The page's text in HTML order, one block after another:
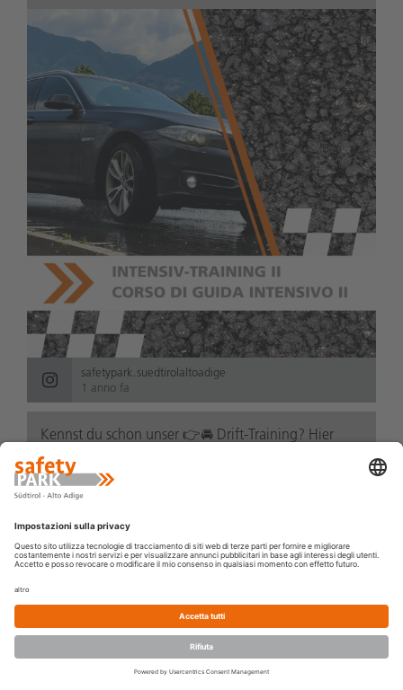
BUONO NOVITÀ
safetypark.suedtirolaltoadige
1 anno fa
Kennst du schon unser 👉🚘 Drift-Training? Hier
und wie du bei Verlust der Standsicherheit und der
damit verbundenen Schleudergefahr richt...